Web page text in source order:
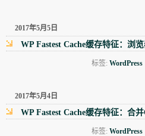
2017年5月5日
WP Fastest Cache缓存特征：浏
标签:WordPress
2017年5月4日
WP Fastest Cache缓存特征：合
标签:WordPress